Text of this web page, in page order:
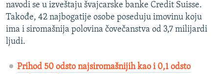
navodi se u izveštaju švajcarske banke Credit Suisse.
Takođe, 42 najbogatije osobe poseduju imovinu koju
ima i siromašnija polovina čovečanstva od 3,7 milijardi
ljudi.
Prihod 50 odsto najsiromašnijih kao i 0,1 odsto